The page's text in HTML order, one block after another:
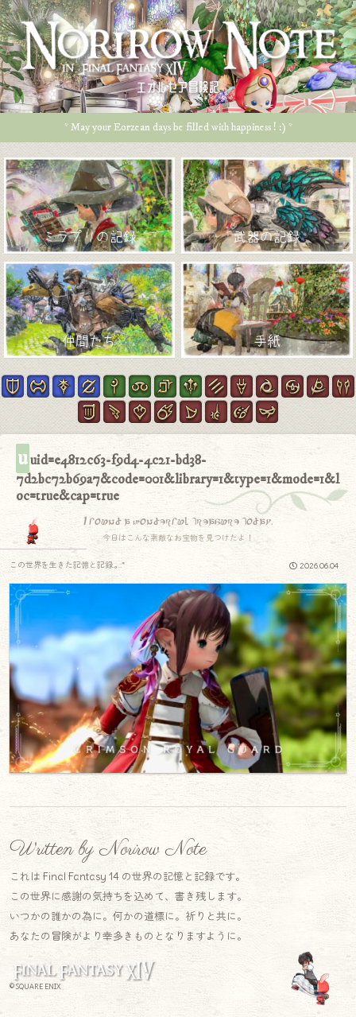
エオルゼア冒険記
* May your Eorzean days be filled with happiness ! :) *
ミラプリの記録 武器の記録
仲間たち 手紙
uuid=e4812c63-f9d4-4c21-bd38-
7d2bc72b69a7&code=001&library=1&type=1&mode=1&l
oc=true&cap=true
I found a wonderful treasure today.
今日はこんな素敵なお宝物を見つけたよ！
2026.06.04
この世界を生きた記憶と記録.｡.:*
Written by Norirow Note
これは Final Fantasy 14 の世界の記憶と記録です。
この世界に感謝の気持ちを込めて、書き残します。
いつかの誰かの為に。何かの道標に。祈りと共に。
あなたの冒険がより幸多きものとなりますように。
© SQUARE ENIX